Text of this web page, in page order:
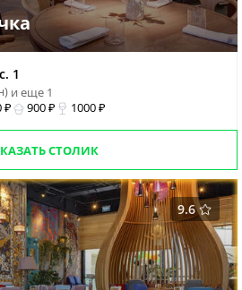
1
и еще 1
₽ 900 ₽ 1000 ₽
СТОЛИК
9.6